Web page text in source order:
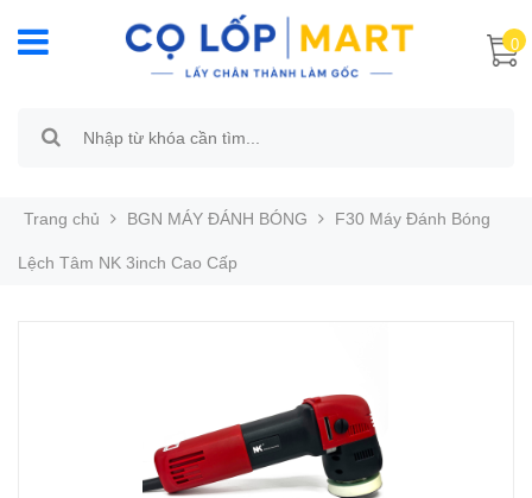
0
Trang chủ BGN MÁY ĐÁNH BÓNG F30 Máy Đánh Bóng
Lệch Tâm NK 3inch Cao Cấp